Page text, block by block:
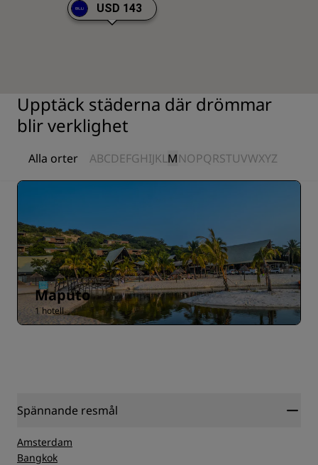
USD 143
Upptäck städerna där drömmar
blir verklighet
Alla orter ABCDEFGHIJKLMNOPQRSTUVWXYZ
Maputo
1 hotell
Spännande resmål
Amsterdam
Bangkok